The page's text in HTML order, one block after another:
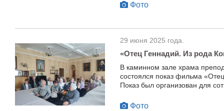
Фото
29 июня 2025 года.
«Отец Геннадий. Из рода
В каминном зале храма
состоялся показ фильма
Показ был организован для
Фото